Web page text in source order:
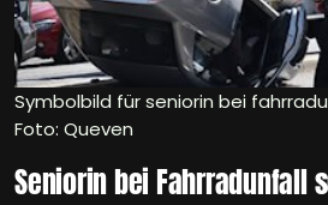
Symbolbild für seniorin bei
Foto: Queven
Seniorin bei Fahrradunfall